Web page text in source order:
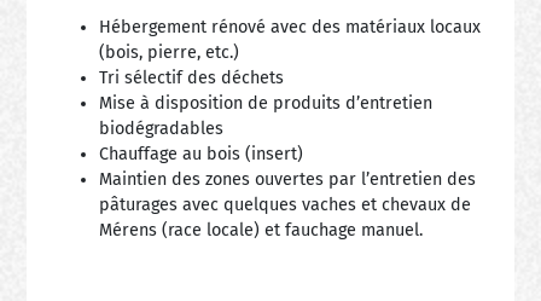
Hébergement rénové avec des matériaux locaux
(bois, pierre, etc.)
Tri sélectif des déchets
Mise à disposition de produits d’entretien
biodégradables
Chauffage au bois (insert)
Maintien des zones ouvertes par l’entretien des
pâturages avec quelques vaches et chevaux de
Mérens (race locale) et fauchage manuel.